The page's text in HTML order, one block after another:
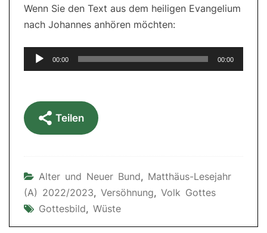
Wenn Sie den Text aus dem heiligen Evangelium
nach Johannes anhören möchten:
Audio-
Player
00:00 00:00
Teilen
Alter und Neuer Bund, Matthäus-Lesejahr
(A) 2022/2023, Versöhnung, Volk Gottes
Gottesbild, Wüste